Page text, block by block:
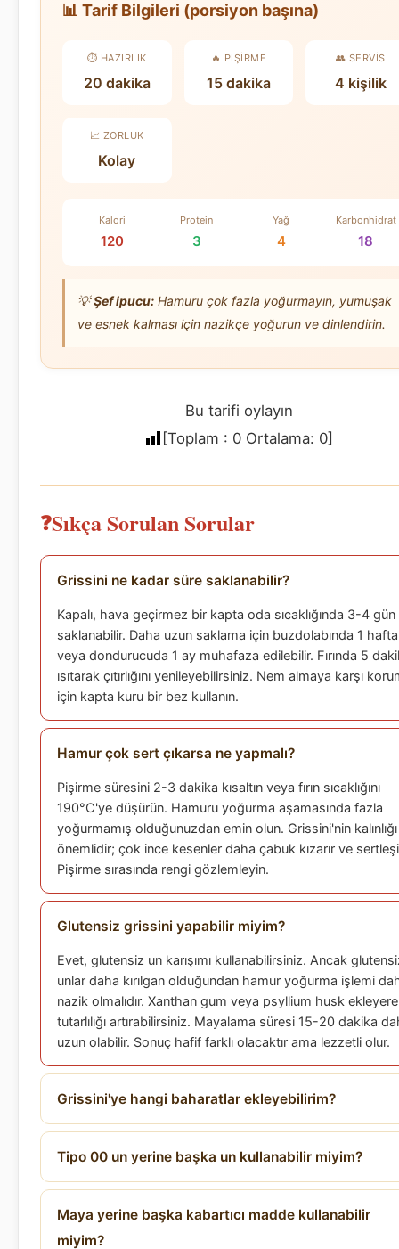
📊 Tarif Bilgileri (porsiyon başına)
⏱️ HAZIRLIK
20 dakika
🔥 PIŞIRME
15 dakika
👥 SERVIS
4 kişilik
📈 ZORLUK
Kolay
Kalori
120
Protein
3
Yağ
4
Karbonhidrat
18
💡Şef ipucu: Hamuru çok fazla yoğurmayın, yumuşak
ve esnek kalması için nazikçe yoğurun ve dinlendirin.
Bu tarifi oylayın
[Toplam : 0 Ortalama: 0]
Sıkça Sorulan Sorular
Grissini ne kadar süre saklanabilir?
Kapalı, hava geçirmez bir kapta oda sıcaklığında 3-4 gün
saklanabilir. Daha uzun saklama için buzdolabında 1 hafta
veya dondurucuda 1 ay muhafaza edilebilir. Fırında 5
ısıtarak çıtırlığını yenileyebilirsiniz. Nem almaya karşı
için kapta kuru bir bez kullanın.
Hamur çok sert çıkarsa ne yapmalı?
Pişirme süresini 2-3 dakika kısaltın veya fırın sıcaklığını
190°C'ye düşürün. Hamuru yoğurma aşamasında fazla
yoğurmamış olduğunuzdan emin olun. Grissini'nin
önemlidir; çok ince kesenler daha çabuk kızarır ve
Pişirme sırasında rengi gözlemleyin.
Glutensiz grissini yapabilir miyim?
Evet, glutensiz un karışımı kullanabilirsiniz. Ancak
unlar daha kırılgan olduğundan hamur yoğurma işlemi
nazik olmalıdır. Xanthan gum veya psyllium husk
tutarlılığı artırabilirsiniz. Mayalama süresi 15-20 dakika
uzun olabilir. Sonuç hafif farklı olacaktır ama lezzetli olur.
Grissini'ye hangi baharatlar ekleyebilirim?
Tipo 00 un yerine başka un kullanabilir miyim?
Maya yerine başka kabartıcı madde kullanabilir
miyim?